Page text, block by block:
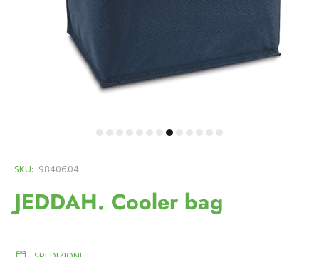
SKU: 98406.04
JEDDAH. Cooler bag